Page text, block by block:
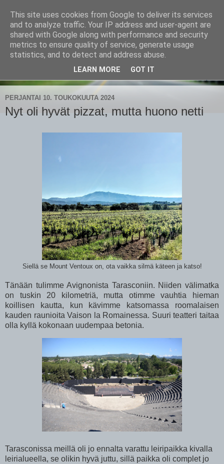
CampaSimpukka
kammen- ja kauhanpyöritystä
PERJANTAI 10. TOUKOKUUTA 2024
Nyt oli hyvät pizzat, mutta huono netti
Siellä se Mount Ventoux on, ota vaikka silmä käteen ja katso!
Tänään tulimme Avignonista Tarasconiin. Niiden välimatka
on tuskin 20 kilometriä, mutta otimme vauhtia hieman
koillisen kautta, kun kävimme katsomassa roomalaisen
kauden raunioita Vaison la Romainessa. Suuri teatteri taitaa
olla kyllä kokonaan uudempaa betonia.
Tarasconissa meillä oli jo ennalta varattu leiripaikka kivalla
leirialueella, se olikin hyvä juttu, sillä paikka oli complet jo
This site uses cookies from Google to deliver its services
and to analyze traffic. Your IP address and user-agent are
shared with Google along with performance and security
metrics to ensure quality of service, generate usage
statistics, and to detect and address abuse.
LEARN MORE GOT IT